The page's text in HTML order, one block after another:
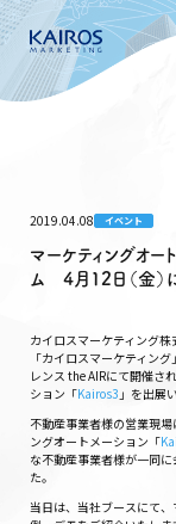
2019.04.08 イベント
マーケティングオー
ム 4月12日（金）
カイロスマーケティング
「カイロスマーケティン
レンス the AIRにて開催さ
ション「Kairos3 」を出展
不動産事業者様の営業現
ングオートメーション「
な不動産事業者様が一同
た。
当日は、当社ブースにて